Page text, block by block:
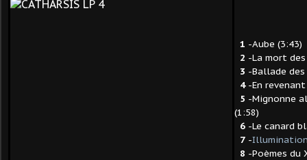
1 -Aube (3:43)
2 -La mort
3 -Ballade des
4-En revenant
5 -Mignonne
(1:58)
6 -Le canard
7 -
8 -Poèmes du